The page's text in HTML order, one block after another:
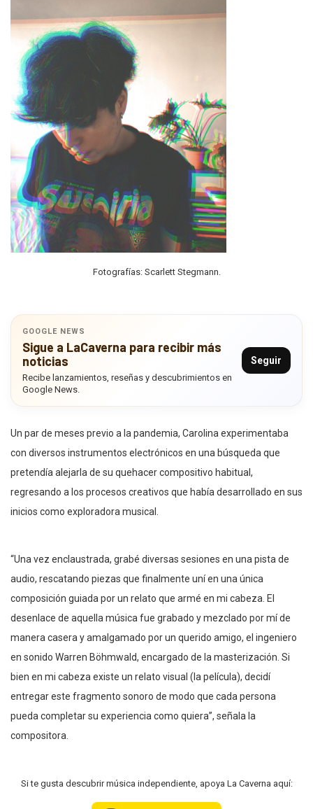
Fotografías: Scarlett Stegmann.
GOOGLE NEWS
Sigue a LaCaverna para recibir más
noticias
Recibe lanzamientos, reseñas y descubrimientos en
Google News.
Seguir
Un par de meses previo a la pandemia, Carolina experimentaba
con diversos instrumentos electrónicos en una búsqueda que
pretendía alejarla de su quehacer compositivo habitual,
regresando a los procesos creativos que había desarrollado en sus
inicios como exploradora musical.
“Una vez enclaustrada, grabé diversas sesiones en una pista de
audio, rescatando piezas que finalmente uní en una única
composición guiada por un relato que armé en mi cabeza. El
desenlace de aquella música fue grabado y mezclado por mí de
manera casera y amalgamado por un querido amigo, el ingeniero
en sonido Warren Böhmwald, encargado de la masterización. Si
bien en mi cabeza existe un relato visual (la película), decidí
entregar este fragmento sonoro de modo que cada persona
pueda completar su experiencia como quiera”, señala la
compositora.
Si te gusta descubrir música independiente, apoya La Caverna aquí: